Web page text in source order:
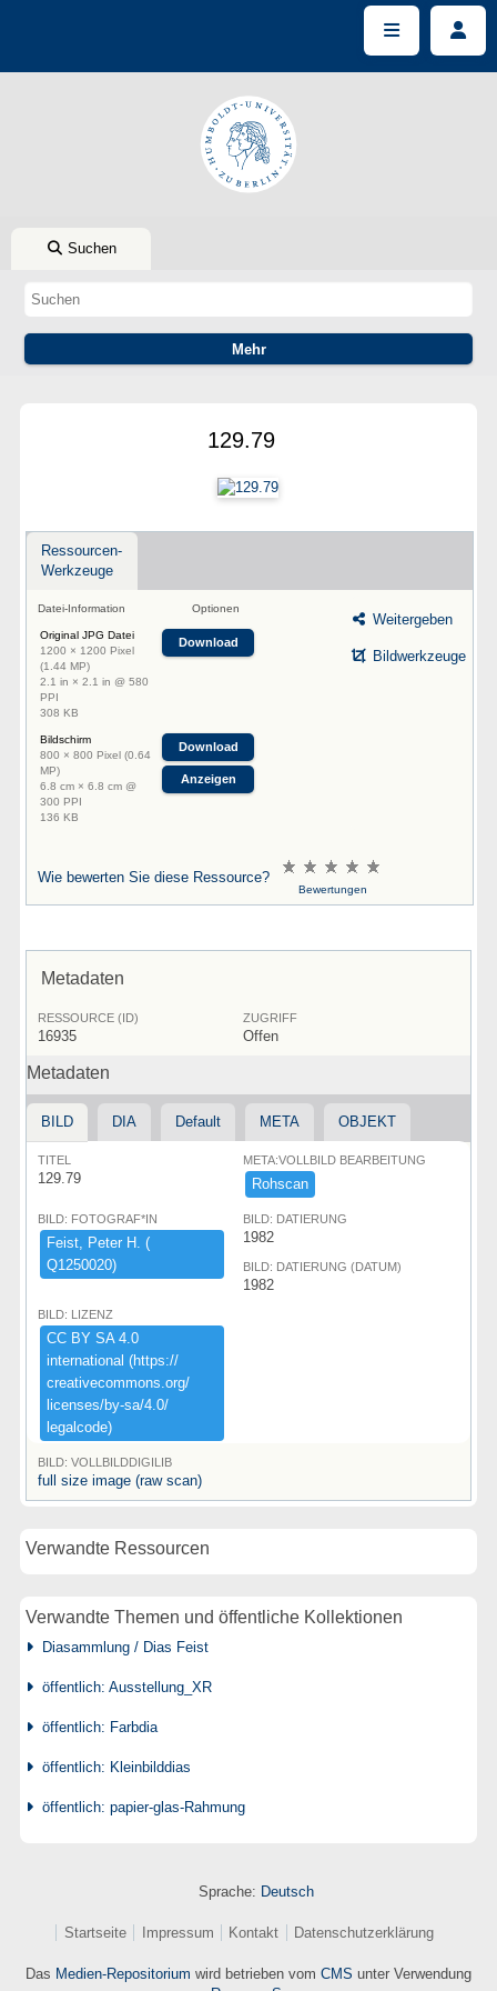
Suchen
129.79
Ressourcen-
Werkzeuge
Datei-Information Optionen
Original JPG Datei
1200 × 1200 Pixel
(1.44 MP)
2.1 in × 2.1 in @ 580
PPI
308 KB
Download
Bildschirm
800 × 800 Pixel (0.64
MP)
6.8 cm × 6.8 cm @
300 PPI
136 KB
Download
Anzeigen
Weitergeben
Bildwerkzeuge
Wie bewerten Sie diese Ressource?
Bewertungen
Metadaten
RESSOURCE (ID)
16935
ZUGRIFF
Offen
Metadaten
BILD DIA Default META OBJEKT
TITEL
129.79
META:VOLLBILD BEARBEITUNG
Rohscan
BILD: FOTOGRAF*IN
Feist,​ ​Peter ​H.​ ​(​
Q1250020)​
BILD: DATIERUNG
1982
BILD: DATIERUNG (DATUM)
1982
BILD: LIZENZ
CC ​BY ​SA ​4.​0 ​
international ​(​https:​/​/​
creativecommons.​org/​
licenses/​by-​sa/​4.​0/​
legalcode)​
BILD: VOLLBILDDIGILIB
full size image (raw scan)
Verwandte Ressourcen
Verwandte Themen und öffentliche Kollektionen
Diasammlung / Dias Feist
öffentlich: Ausstellung_XR
öffentlich: Farbdia
öffentlich: Kleinbilddias
öffentlich: papier-glas-Rahmung
Sprache: Deutsch
Startseite Impressum Kontakt Datenschutzerklärung
Das Medien-Repositorium wird betrieben vom CMS unter Verwendung